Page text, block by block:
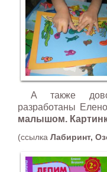
А также
разработаны
малышом.
(ссылка Лабиринт,